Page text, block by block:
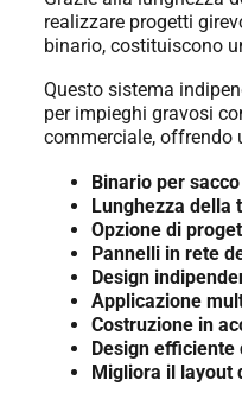
realizzare progetti
binario, costituiscono
Questo sistema
per impieghi gravosi
commerciale, offrendo
Binario per
Lunghezza della
Opzione di
Pannelli in rete
Design
Applicazione
Costruzione in
Design efficiente
Migliora il layout